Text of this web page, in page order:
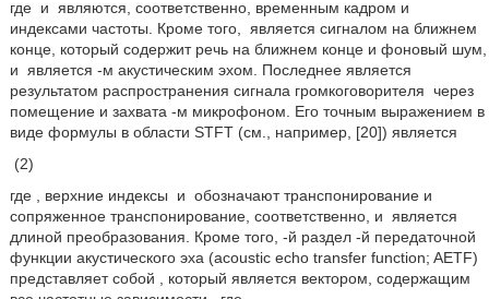
где и являются, соответственно, временным кадром и
индексами частоты. Кроме того,
является сигналом на ближнем
конце, который содержит речь на ближнем конце и фоновый шум,
и является -м акустическим эхом. Последнее является
результатом распространения сигнала громкоговорителя через
помещение и захвата -м микрофоном. Его точным выражением в
виде формулы в области STFT (см., например, [20]) является
(2)
где
, верхние индексы и обозначают транспонирование и
сопряженное транспонирование, соответственно, и является
длиной преобразования. Кроме того, -й раздел -й передаточной
функции акустического эха (acoustic echo transfer function; AETF)
представляет собой
, который является вектором, содержащим